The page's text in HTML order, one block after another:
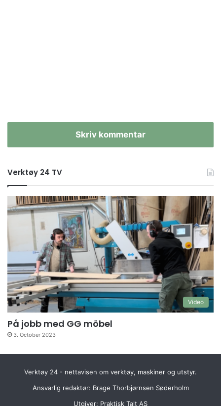
Skriv kommentar
Verktøy 24 TV
Video
På jobb med GG möbel
3. October 2023
Verktøy 24 - nettavisen om verktøy, maskiner og utstyr.
Ansvarlig redaktør: Brage Thorbjørnsen Søderholm
Utgiver: Praktisk Talt AS